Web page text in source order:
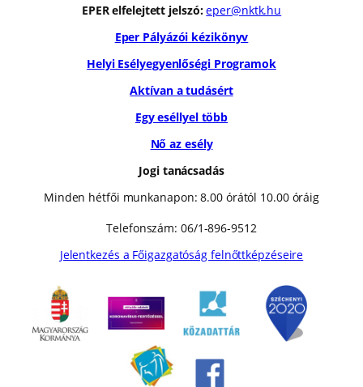
EPER elfelejtett jelszó: eper@nktk.hu
Eper Pályázói kézikönyv
Helyi Esélyegyenlőségi Programok
Aktívan a tudásért
Egy eséllyel több
Nő az esély
Jogi tanácsadás
Minden hétfői munkanapon: 8.00 órától 10.00 óráig
Telefonszám: 06/1-896-9512
Jelentkezés a Főigazgatóság felnőttképzéseire